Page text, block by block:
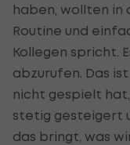
haben, wollten in
Routine und
Kollegen spricht.
abzurufen. Das
nicht gespielt
stetig gesteigert
das bringt, was